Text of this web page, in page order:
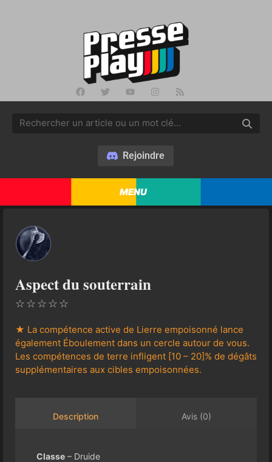
Rejoindre
MENU
Aspect du souterrain
☆ ☆ ☆ ☆ ☆
★ La compétence active de Lierre empoisonné lance
également Éboulement dans un cercle autour de vous.
Les compétences de terre infligent [10 – 20]% de dégâts
supplémentaires aux cibles empoisonnées.
Description Avis (0)
Classe – Druide